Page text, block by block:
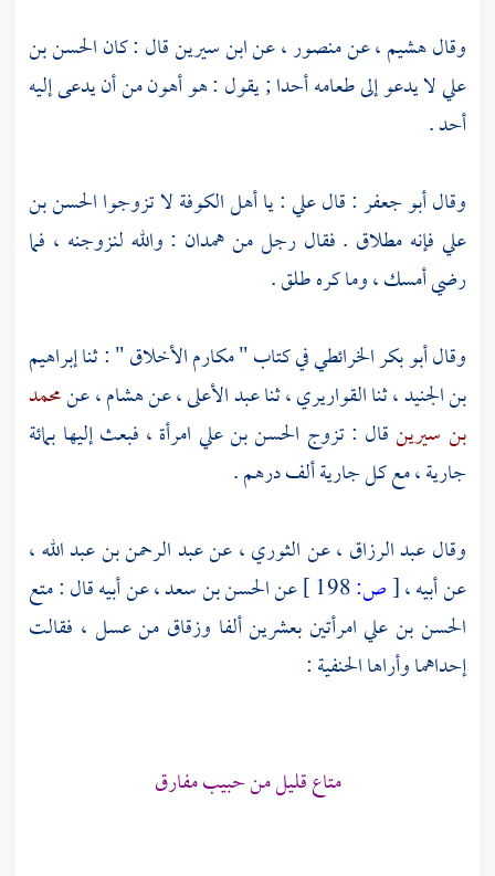
وقالهشيم، عنمنصور، عنابن سيرينقال : كانالحسن بن
عليلا يدعو إلى طعامه أحدا ; يقول : هو أهون من أن يدعى إليه
أحد .
وقالأبو جعفر: قالعلي: يا أهلالكوفةلا تزوجواالحسن بن
علي فإنه مطلاق . فقال رجل منهمدان : والله لنزوجنه ، فما
رضي أمسك ، وما كره طلق .
وقالأبو بكر الخرائطيفي كتاب " مكارم الأخلاق " : ثناإبراهيم
بن الجنيد، ثناالقواريري، ثناعبد الأعلى، عنهشام، عنمحمد
بن سيرينقال : تزوج الحسن بن علي امرأة ، فبعث إليها بمائة
جارية ، مع كل جارية ألف درهم .
وقالعبد الرزاق ، عنالثوري، عنعبد الرحمن بن عبد الله،
عن أبيه ،[ص: عنالحسن بن سعد، عن أبيه قال : متع
الحسن بن عليامرأتين بعشرين ألفا وزقاق من عسل ، فقالت
إحداهما وأراها الحنفية :
متاع قليل من حبيب مفارق